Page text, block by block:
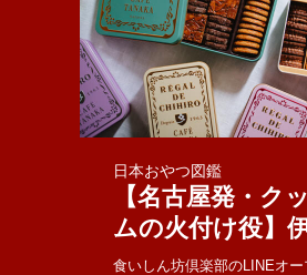
日本おやつ図鑑
【名古屋発・ク
ムの火付け役】
食いしん坊倶楽部のLINEオー